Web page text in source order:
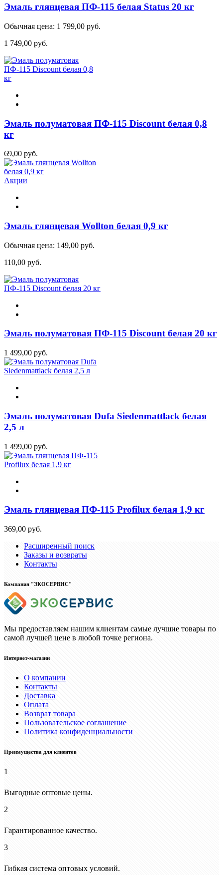
Эмаль глянцевая ПФ-115 белая Status 20 кг
Обычная цена: 1 799,00 руб.
1 749,00 руб.
Эмаль полуматовая ПФ-115 Discount белая 0,8
кг
69,00 руб.
Акции
Эмаль глянцевая Wollton белая 0,9 кг
Обычная цена: 149,00 руб.
110,00 руб.
Эмаль полуматовая ПФ-115 Discount белая 20 кг
1 499,00 руб.
Эмаль полуматовая Dufa Siedenmattlack белая
2,5 л
1 499,00 руб.
Эмаль глянцевая ПФ-115 Profilux белая 1,9 кг
369,00 руб.
Расширенный поиск
Заказы и возвраты
Контакты
Компания "ЭКОСЕРВИС"
Мы предоставляем нашим клиентам самые лучшие товары по
самой лучшей цене в любой точке региона.
Интернет-магазин
О компании
Контакты
Доставка
Оплата
Возврат товара
Пользовательское соглашение
Политика конфиденциальности
Преимущества для клиентов
1
Выгодные оптовые цены.
2
Гарантированное качество.
3
Гибкая система оптовых условий.